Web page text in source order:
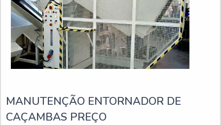
MANUTENÇÃO ENTORNADOR DE
CAÇAMBAS PREÇO